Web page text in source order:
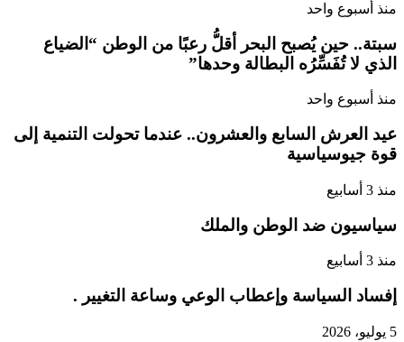
منذ أسبوع واحد
سبتة.. حين يُصبح البحر أقلُّ رعبًا من الوطن “الضياع
الذي لا تُفَسِّرُه البطالة وحدها”
منذ أسبوع واحد
عيد العرش السابع والعشرون.. عندما تحولت التنمية إلى
قوة جيوسياسية
منذ 3 أسابيع
سياسيون ضد الوطن والملك
منذ 3 أسابيع
إفساد السياسة وإعطاب الوعي وساعة التغيير .
5 يوليو، 2026